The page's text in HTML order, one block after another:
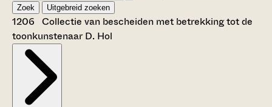
Zoek Uitgebreid zoeken
1206 Collectie van bescheiden met betrekking tot de
toonkunstenaar D. Hol